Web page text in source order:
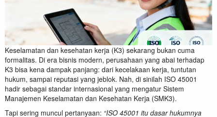
Keselamatan dan kesehatan kerja (K3) sekarang bukan cuma
formalitas. Di era bisnis modern, perusahaan yang abai terhadap
K3 bisa kena dampak panjang: dari kecelakaan kerja, tuntutan
hukum, sampai reputasi yang jeblok. Nah, di sinilah ISO 45001
hadir sebagai standar internasional yang mengatur Sistem
Manajemen Keselamatan dan Kesehatan Kerja (SMK3).
Tapi sering muncul pertanyaan: “ISO 45001 itu dasar hukumnya